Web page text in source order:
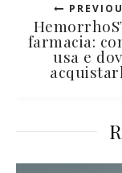
farmacia:
usa e